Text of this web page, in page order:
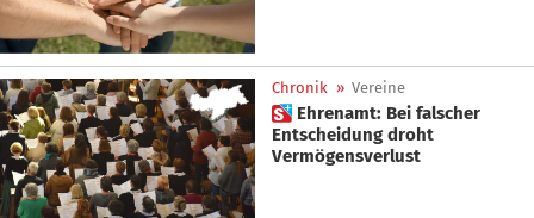
Chronik » Vereine
 Ehrenamt: Bei falscher
Entscheidung droht
Vermögensverlust